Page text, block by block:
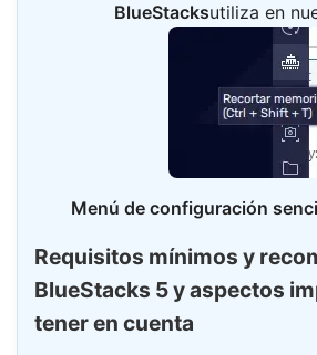
BlueStacksutiliza en
Menú de configuración
Requisitos mínimos y
BlueStacks 5 y aspectos
tener en cuenta